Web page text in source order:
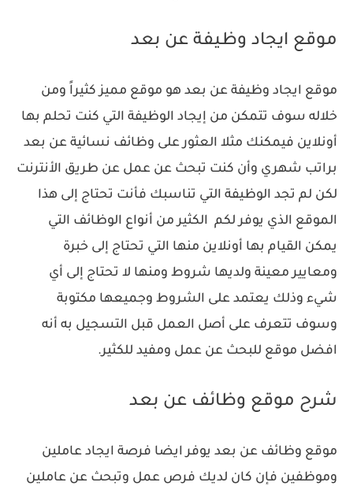
موقع ايجاد وظيفة عن بعد
موقع ايجاد وظيفة عن بعد هو موقع مميز كثيراً ومن
خلاله سوف تتمكن من إيجاد الوظيفة التي كنت تحلم بها
أونلاين فيمكنك مثلا العثور على وظائف نسائية عن بعد
براتب شهري وأن كنت تبحث عن عمل عن طريق الأنترنت
لكن لم تجد الوظيفة التي تناسبك فأنت تحتاج إلى هذا
الموقع الذي يوفر لكم الكثير من أنواع الوظائف التي
يمكن القيام بها أونلاين منها التي تحتاج إلى خبرة
ومعايير معينة ولديها شروط ومنها لا تحتاج إلى أي
شيء وذلك يعتمد على الشروط وجميعها مكتوبة
وسوف تتعرف على أصل العمل قبل التسجيل به أنه
افضل موقع للبحث عن عمل ومفيد للكثير.
شرح موقع وظائف عن بعد
موقع وظائف عن بعد يوفر ايضا فرصة ايجاد عاملين
وموظفين فإن كان لديك فرص عمل وتبحث عن عاملين